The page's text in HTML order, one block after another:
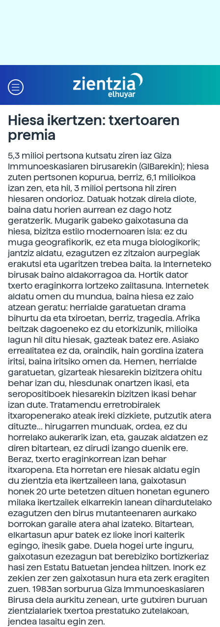
Hiesa ikertzen: txertoaren
premia
5,3 milioi pertsona kutsatu ziren iaz Giza
Immunoeskasiaren birusarekin (GIBarekin); hiesa
zuten pertsonen kopurua, berriz, 6,1 milioikoa
izan zen, eta hil, 3 milioi pertsona hil ziren
hiesaren ondorioz. Datuak hotzak direla diote,
baina datu horien aurrean ez dago hotz
geratzerik. Mugarik gabeko gaixotasuna da
hiesa, bizitza estilo modernoaren isla: ez du
muga geografikorik, ez eta muga biologikorik;
jantziz aldatu, ezagutzen ez zitzaion aurpegiak
erakutsi eta ugaritzen trebea baita. Ia Interneteko
birusak baino aldakorragoa da. Hortik dator
txerto eraginkorra lortzeko zailtasuna. Internetek
aldatu omen du mundua, baina hiesa ez zaio
atzean geratu: herrialde garatuetan drama
bihurtu da eta txiroetan, berriz, tragedia. Afrika
beltzak dagoeneko ez du etorkizunik, milioika
lagun hil ditu hiesak, gazteak batez ere. Asiako
errealitatea ez da, oraindik, hain gordina izatera
iritsi, baina iritsiko omen da. Hemen, herrialde
garatuetan, gizarteak hiesarekin bizitzera ohitu
behar izan du, hiesdunak onartzen ikasi, eta
seropositiboek hiesarekin bizitzen ikasi behar
izan dute. Tratamendu erretrobiralek
itxaropenerako ateak ireki dizkiete, putzutik atera
dituzte... hirugarren munduak, ordea, ez du
horrelako aukerarik izan, eta, gauzak aldatzen ez
diren bitartean, ez dirudi izango duenik ere.
Beraz, txerto eraginkorrean izan behar
itxaropena. Eta horretan ere hiesak aldatu egin
du zientzia eta ikertzaileen lana, gaixotasun
honek 20 urte betetzen dituen honetan egunero
milaka ikertzailek elkarrekin lanean dihardutelako
ezagutzen den birus mutanteenaren aurkako
borrokan garaile atera ahal izateko. Bitartean,
elkartasun apur batek ez lioke inori kalterik
egingo, ihesik gabe. Duela hogei urte inguru,
gaixotasun ezezagun bat berebiziko bortizkeriaz
hasi zen Estatu Batuetan jendea hiltzen. Inork ez
zekien zer zen gaixotasun hura eta zerk eragiten
zuen. 1983an sorburua Giza Immunoeskasiaren
Birusa dela aurkitu zenean, urte gutxiren buruan
zientzialariek txertoa prestatuko zutelakoan,
jendea lasaitu egin zen.